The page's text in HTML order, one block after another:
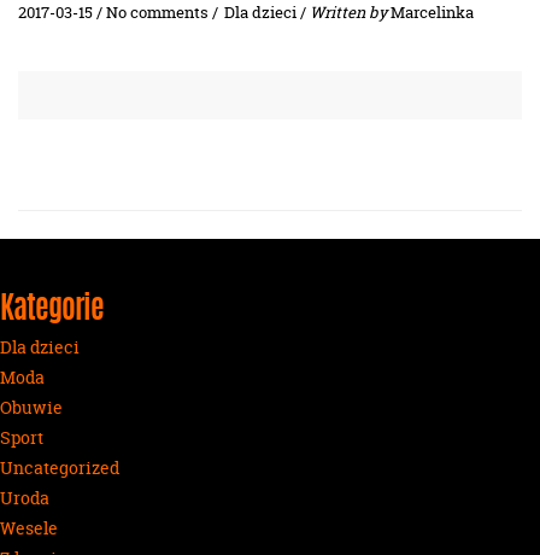
2017-03-15 / No comments / Dla dzieci/ Written byMarcelinka
Kategorie
Dla dzieci
Moda
Obuwie
Sport
Uncategorized
Uroda
Wesele